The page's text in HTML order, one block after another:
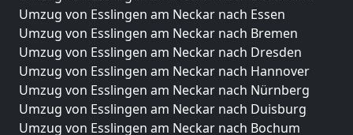
Umzug von Esslingen am Neckar nach Essen
Umzug von Esslingen am Neckar nach Bremen
Umzug von Esslingen am Neckar nach Dresden
Umzug von Esslingen am Neckar nach Hannover
Umzug von Esslingen am Neckar nach Nürnberg
Umzug von Esslingen am Neckar nach Duisburg
Umzug von Esslingen am Neckar nach Bochum